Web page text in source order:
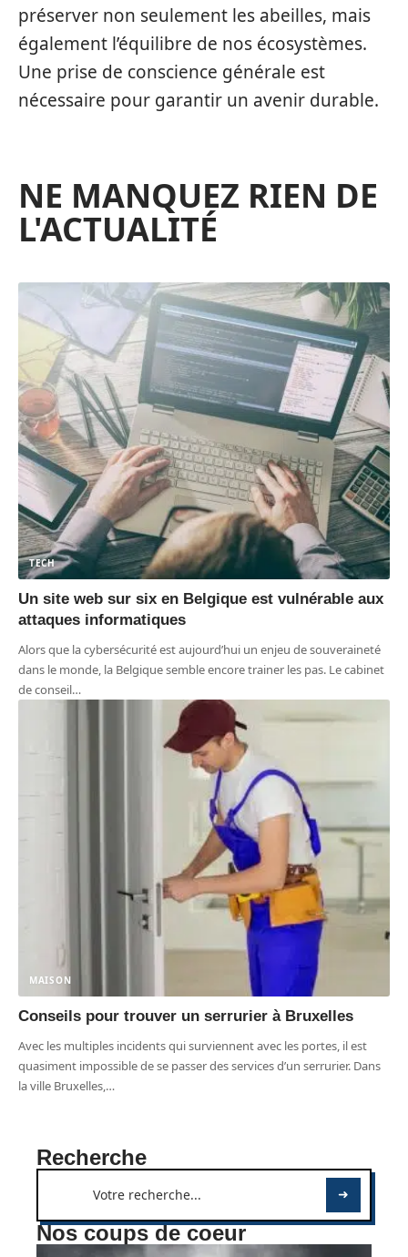
préserver non seulement les abeilles, mais
également l’équilibre de nos écosystèmes.
Une prise de conscience générale est
nécessaire pour garantir un avenir durable.
NE MANQUEZ RIEN DE
L'ACTUALITÉ
TECH
Un site web sur six en Belgique est vulnérable aux
attaques informatiques
Alors que la cybersécurité est aujourd’hui un enjeu de souveraineté
dans le monde, la Belgique semble encore trainer les pas. Le cabinet
de conseil…
MAISON
Conseils pour trouver un serrurier à Bruxelles
Avec les multiples incidents qui surviennent avec les portes, il est
quasiment impossible de se passer des services d’un serrurier. Dans
la ville Bruxelles,…
Recherche
Nos coups de coeur